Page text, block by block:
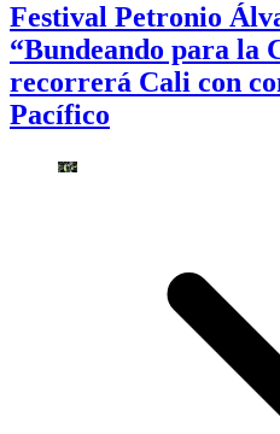
Festival Petronio
“Bundeando para la
recorrerá Cali con
Pacífico